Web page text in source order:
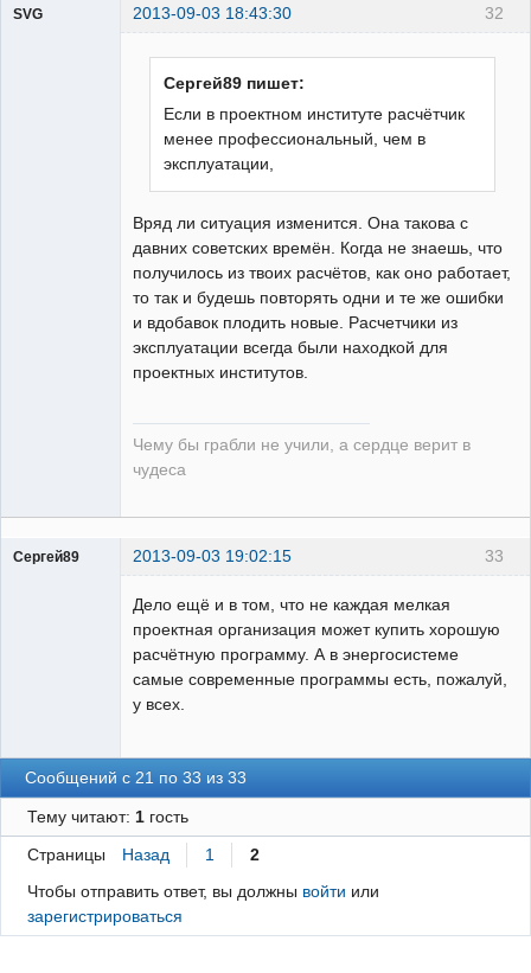
32
SVG 2013-09-03 18:43:30
Сергей89 пишет:
Если в проектном институте расчётчик
менее профессиональный, чем в
эксплуатации,
Вряд ли ситуация изменится. Она такова с
давних советских времён. Когда не знаешь, что
получилось из твоих расчётов, как оно работает,
то так и будешь повторять одни и те же ошибки
и вдобавок плодить новые. Расчетчики из
эксплуатации всегда были находкой для
проектных институтов.
Чему бы грабли не учили, а сердце верит в
чудеса
33
Сергей89 2013-09-03 19:02:15
Дело ещё и в том, что не каждая мелкая
проектная организация может купить хорошую
расчётную программу. А в энергосистеме
самые современные программы есть, пожалуй,
у всех.
Сообщений с 21 по 33 из 33
Тему читают: 1гость
Страницы Назад 1
2
Чтобы отправить ответ, вы должны войти или
зарегистрироваться